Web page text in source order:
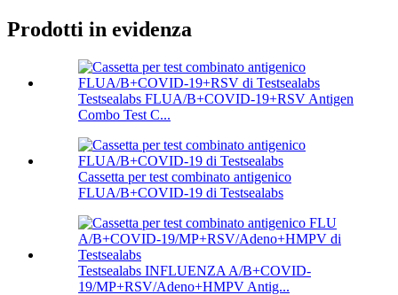
Prodotti in evidenza
Testsealabs FLUA/B+COVID-19+RSV Antigen
Combo Test C...
Cassetta per test combinato antigenico
FLUA/B+COVID-19 di Testsealabs
Testsealabs INFLUENZA A/B+COVID-
19/MP+RSV/Adeno+HMPV Antig...